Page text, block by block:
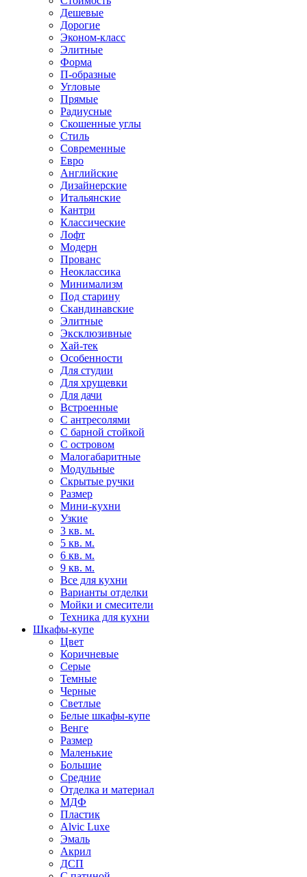
Дешевые
Дорогие
Эконом-класс
Элитные
Форма
П-образные
Угловые
Прямые
Радиусные
Скошенные углы
Стиль
Современные
Евро
Английские
Дизайнерские
Итальянские
Кантри
Классические
Лофт
Модерн
Прованс
Неоклассика
Минимализм
Под старину
Скандинавские
Элитные
Эксклюзивные
Хай-тек
Особенности
Для студии
Для хрущевки
Для дачи
Встроенные
С антресолями
С барной стойкой
С островом
Малогабаритные
Модульные
Скрытые ручки
Размер
Мини-кухни
Узкие
3 кв. м.
5 кв. м.
6 кв. м.
9 кв. м.
Все для кухни
Варианты отделки
Мойки и смесители
Техника для кухни
Шкафы-купе
Цвет
Коричневые
Серые
Темные
Черные
Светлые
Белые шкафы-купе
Венге
Размер
Маленькие
Большие
Средние
Отделка и материал
МДФ
Пластик
Alvic Luxe
Эмаль
Акрил
ДСП